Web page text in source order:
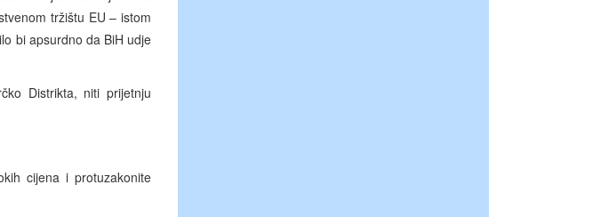
tržištu EU – istom
bi apsurdno da BiH udje
Distrikta, niti prijetnju
cijena i protuzakonite